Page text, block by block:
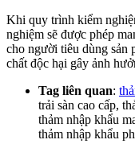
Khi quy trình kiểm
nghiệm sẽ được phép
cho người tiêu dùng sản
chất độc hại gây ảnh
Tag liên quan:
trải sàn cao cấp,
thảm nhập khẩu
thảm nhập khẩu